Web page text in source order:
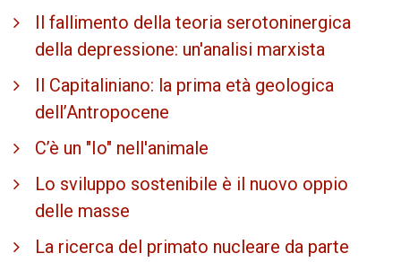
Il fallimento della teoria serotoninergica
della depressione: un'analisi marxista
Il Capitaliniano: la prima età geologica
dell’Antropocene
C’è un "Io" nell'animale
Lo sviluppo sostenibile è il nuovo oppio
delle masse
La ricerca del primato nucleare da parte